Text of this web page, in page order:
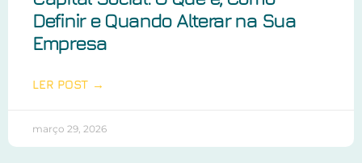
Definir e Quando Alterar na Sua
Empresa
LER POST →
março 29, 2026